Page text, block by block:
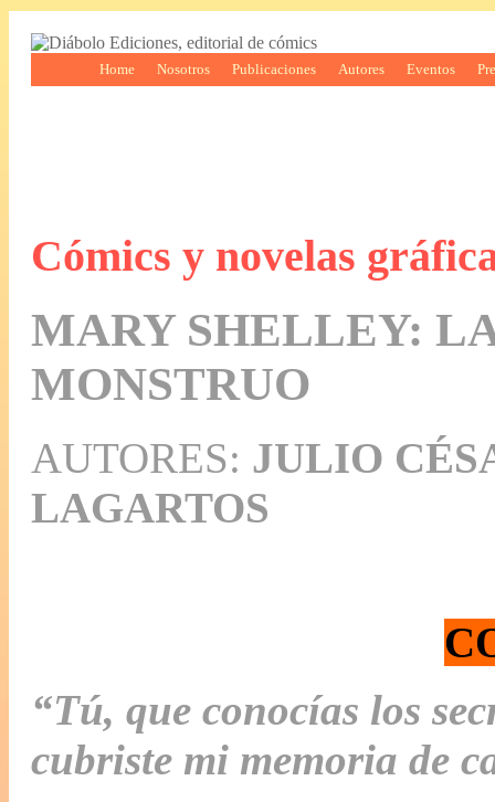
Home Nosotros Publicaciones Autores Eventos
Cómics y novelas
MARY SHELLEY:
MONSTRUO
AUTORES: JULIO
LAGARTOS
“Tú, que conocías los
cubriste mi memoria de